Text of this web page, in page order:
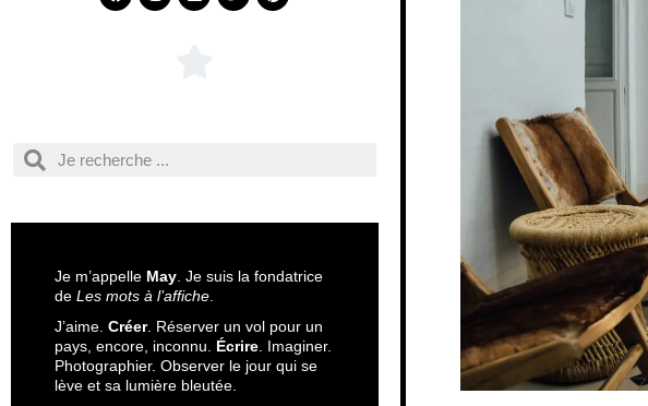
Je m’appelle May . Je suis la fondatrice
de Les mots à l’affiche
J’aime. Créer. Réserver un vol pour un
pays, encore, inconnu. Écrire . Imaginer.
Photographier. Observer le jour qui se
lève et sa lumière bleutée.